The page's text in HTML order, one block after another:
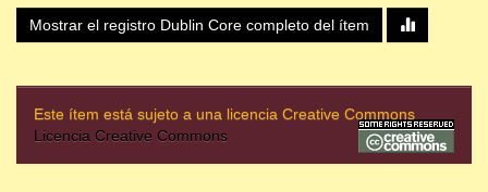
Mostrar el registro Dublin Core completo del ítem
Este ítem está sujeto a una licencia Creative Commons
Licencia Creative Commons